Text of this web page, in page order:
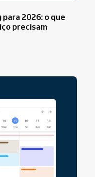
2026: o que
precisam